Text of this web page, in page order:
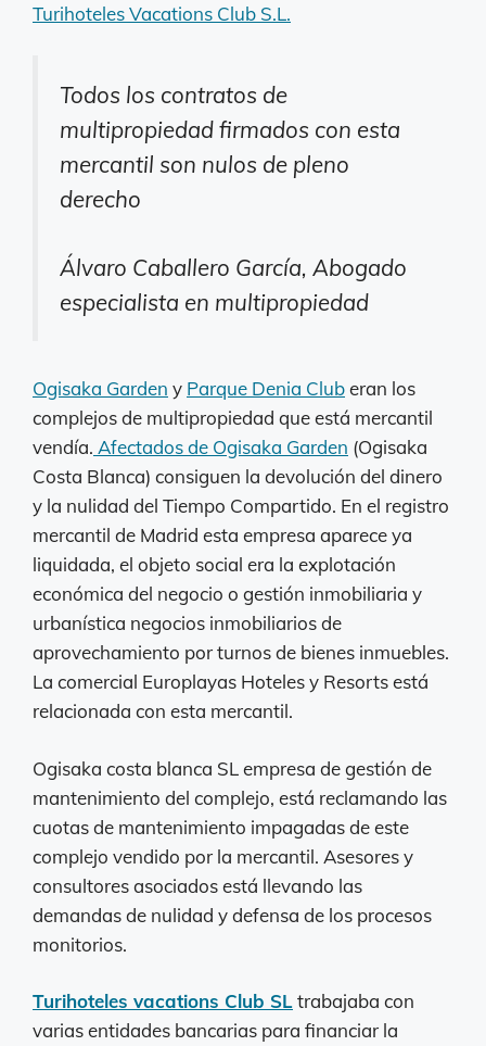
Turihoteles Vacations Club S.L.
Todos los contratos de
multipropiedad firmados con esta
mercantil son nulos de pleno
derecho
Álvaro Caballero García, Abogado
especialista en multipropiedad
Ogisaka Garden y Parque Denia Cluberan los
complejos de multipropiedad que está mercantil
vendía. Afectados de Ogisaka Garden (Ogisaka
Costa Blanca) consiguen la devolución del dinero
y la nulidad del Tiempo Compartido. En el registro
mercantil de Madrid esta empresa aparece ya
liquidada, el objeto social era la explotación
económica del negocio o gestión inmobiliaria y
urbanística negocios inmobiliarios de
aprovechamiento por turnos de bienes inmuebles.
La comercial Europlayas Hoteles y Resorts está
relacionada con esta mercantil.
Ogisaka costa blanca SL empresa de gestión de
mantenimiento del complejo, está reclamando las
cuotas de mantenimiento impagadas de este
complejo vendido por la mercantil. Asesores y
consultores asociados está llevando las
demandas de nulidad y defensa de los procesos
monitorios.
Turihoteles vacations Club SLtrabajaba con
varias entidades bancarias para financiar la